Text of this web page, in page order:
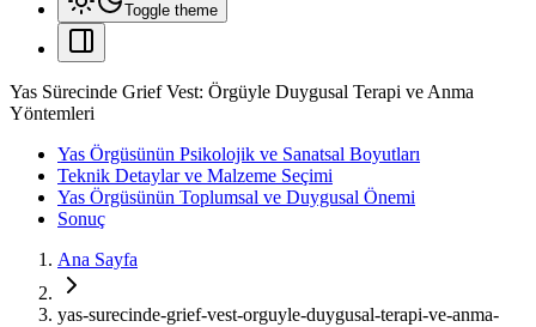
Toggle theme
Yas Sürecinde Grief Vest: Örgüyle Duygusal Terapi ve Anma
Yöntemleri
Yas Örgüsünün Psikolojik ve Sanatsal Boyutları
Teknik Detaylar ve Malzeme Seçimi
Yas Örgüsünün Toplumsal ve Duygusal Önemi
Sonuç
Ana Sayfa
yas-surecinde-grief-vest-orguyle-duygusal-terapi-ve-anma-